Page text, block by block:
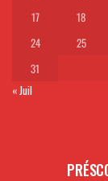
17
18
24
25
31
« Juil